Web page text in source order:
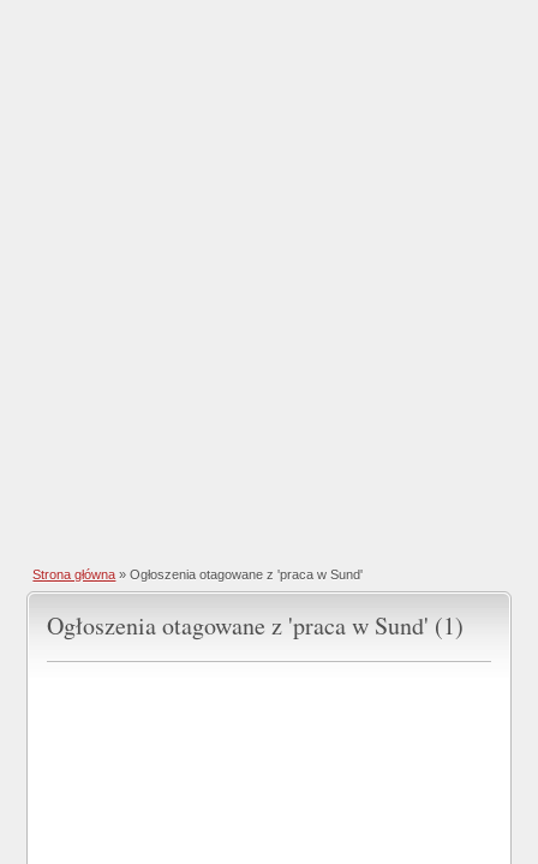
Strona główna »Ogłoszenia otagowane z 'praca w Sund'
Ogłoszenia otagowane z 'praca w Sund' (1)